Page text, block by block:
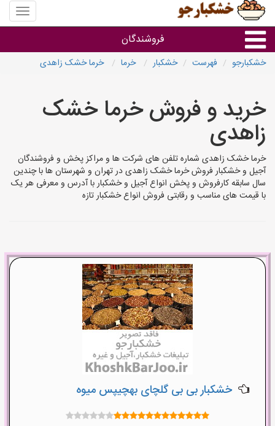
منوی
سایت
فروشندگان
فروشنده های استان ها
خشکبارجو فهرست خشکبار خرما خرما خشک زاهدی
خرید و فروش خرما خشک
زاهدی
خرما خشک زاهدی شماره تلفن های شرکت ها و مراکز پخش و فروشندگان
آجیل و خشکبار فروش خرما خشک زاهدی در تهران و شهرستان ها با چندین
سال سابقه کارفروش و پخش انواع آجیل و خشکبار با آدرس و معرفی هر یک
با قیمت های مناسب و رقابتی فروش انواع خشکبار تازه
خشکبار بی بی گلچای بهچیپس میوه